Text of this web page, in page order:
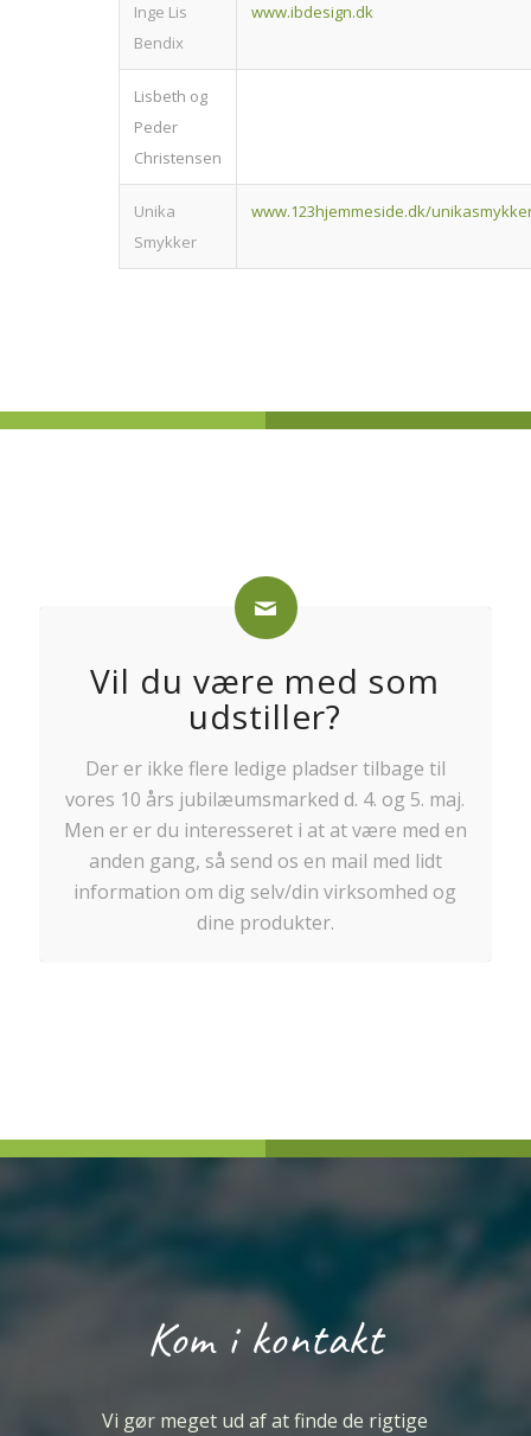
Inge Lis
Bendix
www.ibdesign.dk
Lisbeth og
Peder
Christensen
Unika
Smykker
www.123hjemmeside.dk/
Vil du være med som
udstiller?
Der er ikke flere ledige pladser tilbage til
vores 10 års jubilæumsmarked d. 4. og 5. maj.
Men er er du interesseret i at at være med en
anden gang, så send os en mail med lidt
information om dig selv/din virksomhed og
dine produkter.
Kom i kontakt
Vi gør meget ud af at finde de rigtige